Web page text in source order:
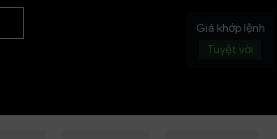
Giá khớp lệnh
Tuyệt vời